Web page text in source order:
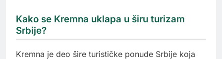
Kako se Kremna uklapa u širu turizam
Srbije?
Kremna je deo šire turističke ponude Srbije koja